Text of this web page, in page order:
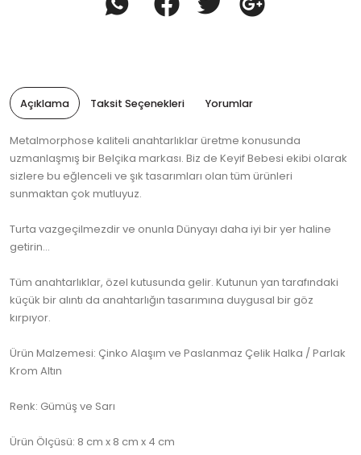
Açıklama Taksit Seçenekleri Yorumlar
Metalmorphose kaliteli anahtarlıklar üretme konusunda
uzmanlaşmış bir Belçika markası. Biz de Keyif Bebesi ekibi olarak
sizlere bu eğlenceli ve şık tasarımları olan tüm ürünleri
sunmaktan çok mutluyuz.
Turta vazgeçilmezdir ve onunla Dünyayı daha iyi bir yer haline
getirin...
Tüm anahtarlıklar, özel kutusunda gelir. Kutunun yan tarafındaki
küçük bir alıntı da anahtarlığın tasarımına duygusal bir göz
kırpıyor.
Ürün Malzemesi: Çinko Alaşım ve Paslanmaz Çelik Halka / Parlak
Krom Altın
Renk: Gümüş ve Sarı
Ürün Ölçüsü: 8 cm x 8 cm x 4 cm